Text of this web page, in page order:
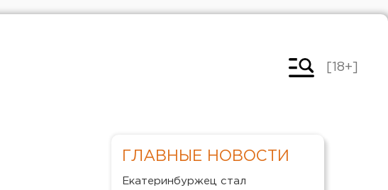
[18+]
ГЛАВНЫЕ НОВОСТИ
Екатеринбуржец стал